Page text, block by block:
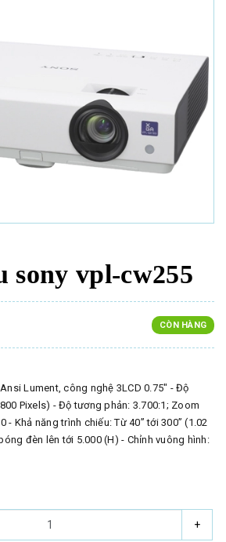
sony vpl-cw255
CÒN HÀNG
Lument, công nghệ 3LCD 0.75" - Độ
Pixels) - Độ tương phản: 3.700:1; Zoom
- Khả năng trình chiếu: Từ 40” tới 300” (1.02
đèn lên tới 5.000 (H) - Chỉnh vuông hình:
+